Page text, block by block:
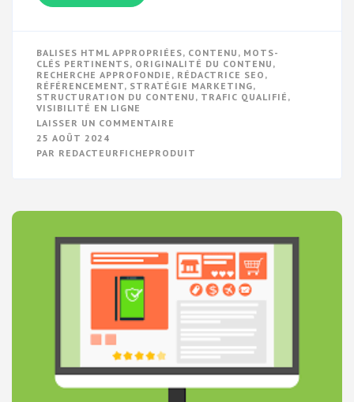
BALISES HTML APPROPRIÉES, CONTENU , MOTS-
CLÉS PERTINENTS, ORIGINALITÉ DU CONTENU ,
RECHERCHE APPROFONDIE , RÉDACTRICE SEO ,
RÉFÉRENCEMENT, STRATÉGIE MARKETING,
STRUCTURATION DU CONTENU , TRAFIC QUALIFIÉ ,
VISIBILITÉ EN LIGNE
LAISSER UN COMMENTAIRE
DE
MAÎTRE
ET
DE
LA
VISIBILITÉ
LIGNE
25 AOÛT 2024
PAR REDACTEURFICHEPRODUIT